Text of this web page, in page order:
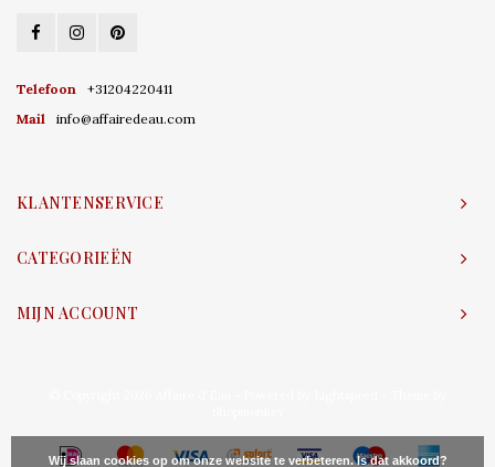
Telefoon
+31204220411
Mail
info@affairedeau.com
KLANTENSERVICE
CATEGORIEËN
MIJN ACCOUNT
Wij slaan cookies op om onze website te verbeteren. Is dat akkoord?